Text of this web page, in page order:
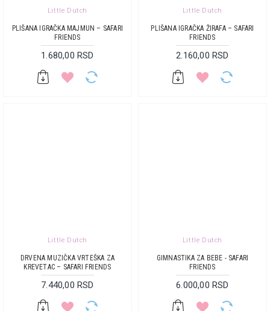
Little Dutch
PLIŠANA IGRAČKA MAJMUN – SAFARI
FRIENDS
1.680,00 RSD
Little Dutch
PLIŠANA IGRAČKA ŽIRAFA – SAFARI
FRIENDS
2.160,00 RSD
Little Dutch
DRVENA MUZIČKA VRTEŠKA ZA
KREVETAC – SAFARI FRIENDS
7.440,00 RSD
Little Dutch
GIMNASTIKA ZA BEBE - SAFARI
FRIENDS
6.000,00 RSD